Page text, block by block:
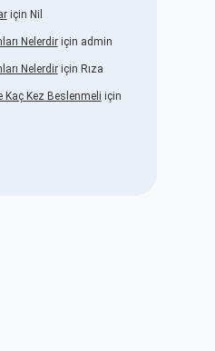
için Nil
Nelerdiriçin admin
Nelerdiriçin Rıza
Kaç Kez Beslenmeli için